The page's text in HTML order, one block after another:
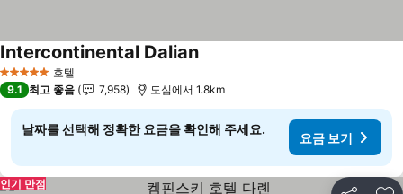
5 성급 호텔
Intercontinental Dalian요금 보기
9.1 최고 좋음 7,958 도심에서 1.8km
날짜를 선택해 정확한 요금을 확인해 주세요.
요금 보기
인기 만점